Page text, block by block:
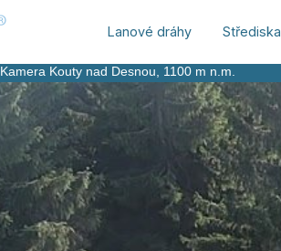
Lanové dráhy Střediska
Kamera Kouty nad Desnou , 1100 m n.m.